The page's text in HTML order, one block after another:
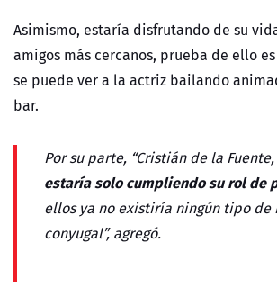
Asimismo, estaría disfrutando de su
amigos más cercanos, prueba de ello
se puede ver a la actriz bailando
bar.
Por su parte, “Cristián de la Fuente,
estaría solo cumpliendo su rol de
ellosya no existiría ningún tipo de
conyugal”, agregó.